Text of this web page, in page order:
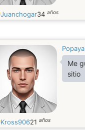
Juanchogar34 años
Me
sitio
Kross90621 años